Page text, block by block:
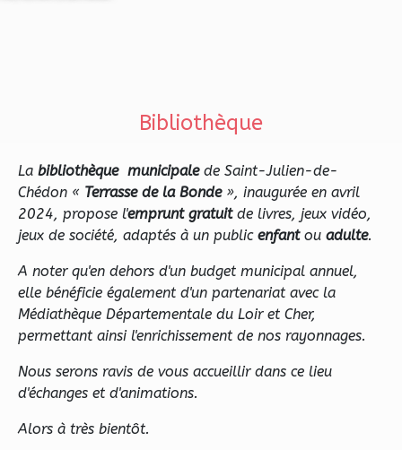
Bibliothèque
La bibliothèque municipalede Saint-Julien-de-
Chédon « Terrasse de la Bonde », inaugurée en avril
2024, propose l'emprunt gratuitde livres, jeux vidéo,
jeux de société, adaptés à un public enfantou adulte.
A noter qu'en dehors d'un budget municipal annuel,
elle bénéficie également d'un partenariat avec la
Médiathèque Départementale du Loir et Cher,
permettant ainsi l'enrichissement de nos rayonnages.
Nous serons ravis de vous accueillir dans ce lieu
d'échanges et d'animations.
Alors à très bientôt.